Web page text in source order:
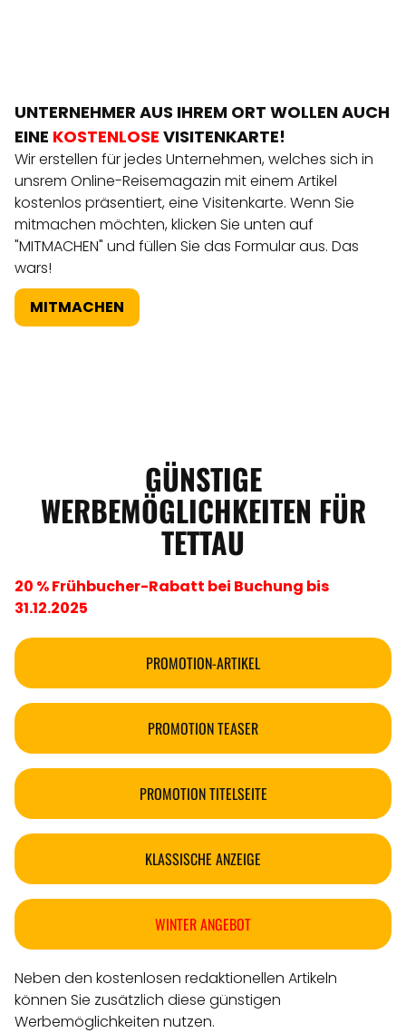
UNTERNEHMER AUS IHREM ORT WOLLEN AUCH
EINE KOSTENLOSE VISITENKARTE!
Wir erstellen für jedes Unternehmen, welches sich in
unsrem Online-Reisemagazin mit einem Artikel
kostenlos präsentiert, eine Visitenkarte. Wenn Sie
mitmachen möchten, klicken Sie unten auf
"MITMACHEN" und füllen Sie das Formular aus. Das
wars!
MITMACHEN
GÜNSTIGE
WERBEMÖGLICHKEITEN FÜR
TETTAU
20 % Frühbucher-Rabatt bei Buchung bis
31.12.2025
PROMOTION-ARTIKEL
PROMOTION TEASER
PROMOTION TITELSEITE
KLASSISCHE ANZEIGE
WINTER ANGEBOT
Neben den kostenlosen redaktionellen Artikeln
können Sie zusätzlich diese günstigen
Werbemöglichkeiten nutzen.